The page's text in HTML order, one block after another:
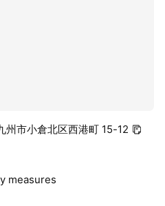
市小倉北区西港町 15-12
measures